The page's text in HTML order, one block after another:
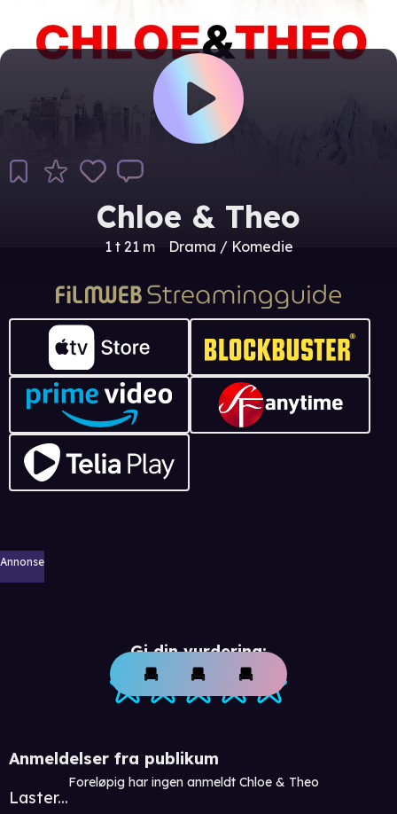
Chloe & Theo
1 t 21 m Drama / Komedie
Annonse
Gi din vurdering:
Anmeldelser fra publikum
Laster...
Foreløpig har ingen anmeldt Chloe & Theo